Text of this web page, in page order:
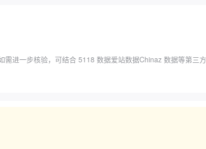
需进一步核验，可结合5118 数据爱站数据Chinaz 数据等第三